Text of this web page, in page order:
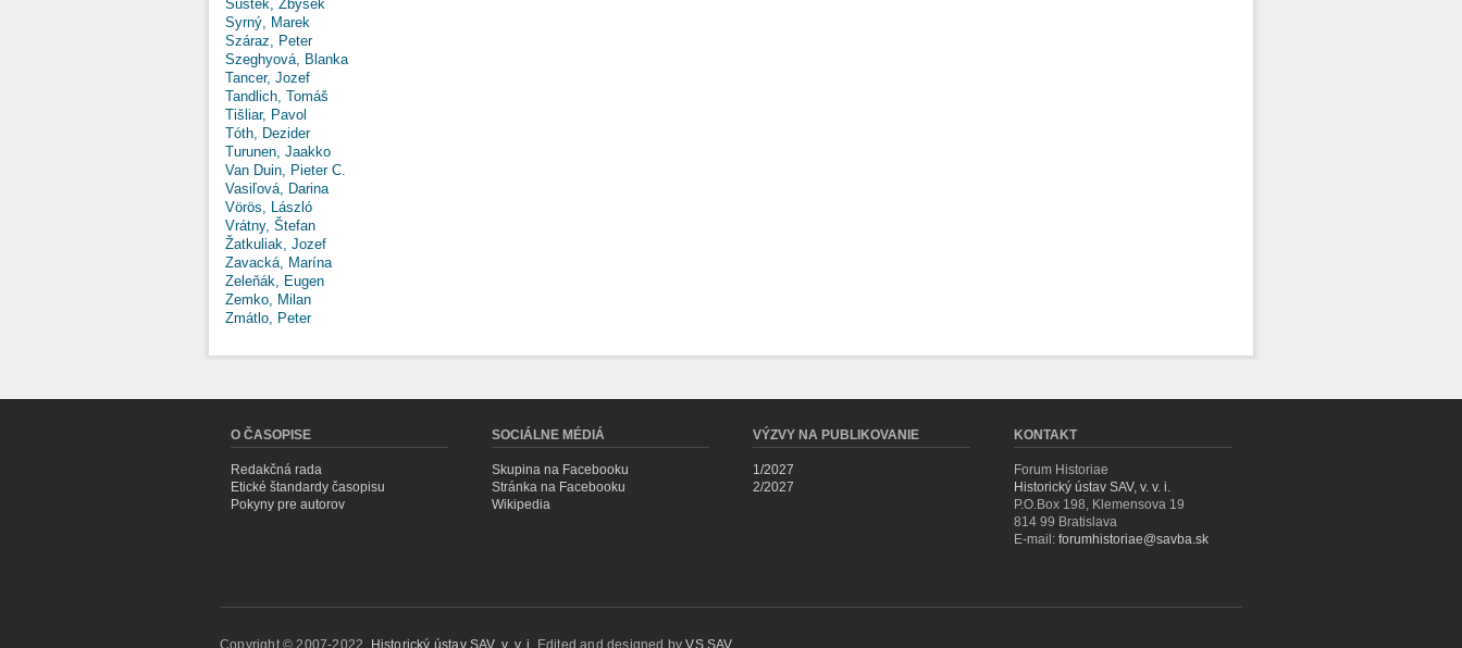
Šustek, Zbyšek
Syrný, Marek
Száraz, Peter
Szeghyová, Blanka
Tancer, Jozef
Tandlich, Tomáš
Tišliar, Pavol
Tóth, Dezider
Turunen, Jaakko
Van Duin, Pieter C.
Vasiľová, Darina
Vörös, László
Vrátny, Štefan
Žatkuliak, Jozef
Zavacká, Marína
Zeleňák, Eugen
Zemko, Milan
Zmátlo, Peter
O ČASOPISE
Redakčná rada
Etické štandardy časopisu
Pokyny pre autorov
SOCIÁLNE MÉDIÁ
Skupina na Facebooku
Stránka na Facebooku
Wikipedia
VÝZVY NA PUBLIKOVANIE
1/2027
2/2027
KONTAKT
Forum Historiae
Historický ústav SAV, v. v. i.
P.O.Box 198, Klemensova 19
814 99 Bratislava
E-mail: forumhistoriae@savba.sk